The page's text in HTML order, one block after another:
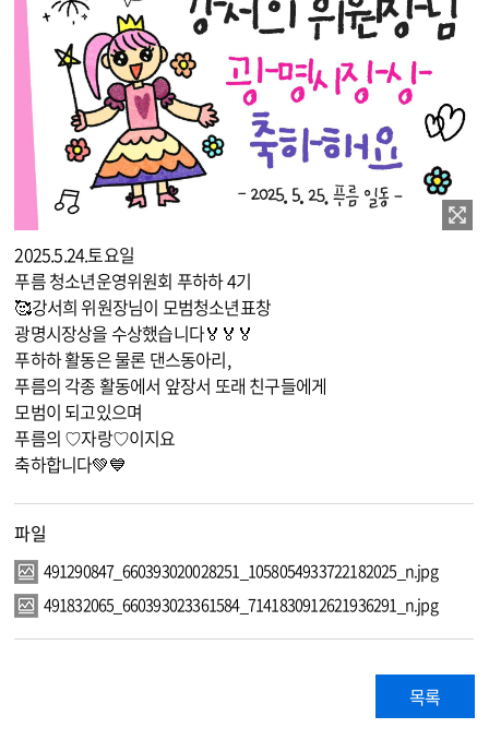
2025.5.24.토요일
푸름 청소년운영위원회 푸하하 4기
🥰강서희 위원장님이 모범청소년표창
광명시장상을 수상했습니다🏅🏅🏅
푸하하 활동은 물론 댄스동아리,
푸름의 각종 활동에서 앞장서 또래 친구들에게
모범이 되고있으며
푸름의 ♡자랑♡이지요
축하합니다💚💙
파일
491290847_660393020028251_1058054933722182025_n.jpg
491832065_660393023361584_7141830912621936291_n.jpg
목록